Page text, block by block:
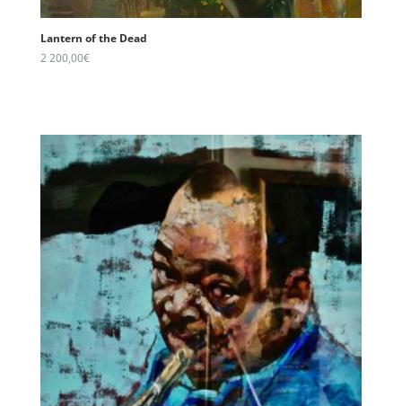
Lantern of the Dead
2 200,00€